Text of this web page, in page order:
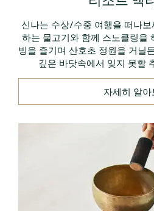
신나는 수상/수중 여행을 떠나
하는 물고기와 함께 스노클링을
빙을 즐기며 산호초 정원을 거닐
깊은 바닷속에서 잊지 못할
자세히 알아